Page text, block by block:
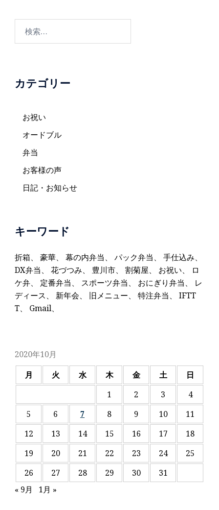
ョ
カテゴリー
お祝い
オードブル
弁当
お客様の声
日記・お知らせ
キーワード
折箱、 豪華、 幕の内弁当、 パック弁当、 手仕込み、
DX弁当、 花づつみ、 豊川市、 割菊屋、 お祝い、
ロ
ケ弁、 定番弁当、 スポーツ弁当、 おにぎり弁当、 レ
ディース、 新年会、 旧メニュー、 特注弁当、 IFTT
T、 Gmail、
2020年10月
月
火 水 木 金 土
日
1
2 3
4
5
6 7 8 9 10
11
12
13 14 15 16 17
18
19
20 21 22 23 24
25
26
27 28 29 30
31
« 9月
1月 »